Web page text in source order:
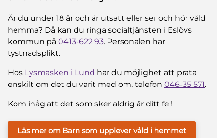
Är du under 18 år och är utsatt eller ser och hör våld
hemma? Då kan du ringa socialtjänsten i Eslövs
kommun på 0413-622 93. Personalen har
tystnadsplikt.
Hos Lysmasken i Lund har du möjlighet att prata
enskilt om det du varit med om, telefon 046-35 571.
Kom ihåg att det som sker aldrig är ditt fel!
Läs mer om Barn som upplever våld i hemmet